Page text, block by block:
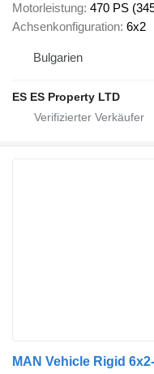
Motorleistung 470 PS
Achsenkonfiguration 6x2
Bulgarien
ES ES Property LTD